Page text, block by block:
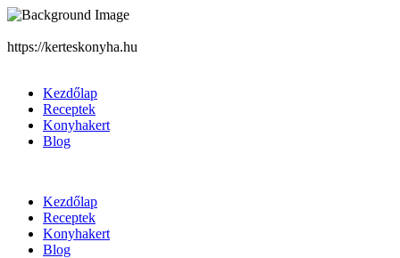
https://kerteskonyha.hu
Kezdőlap
Receptek
Konyhakert
Blog
Kezdőlap
Receptek
Konyhakert
Blog